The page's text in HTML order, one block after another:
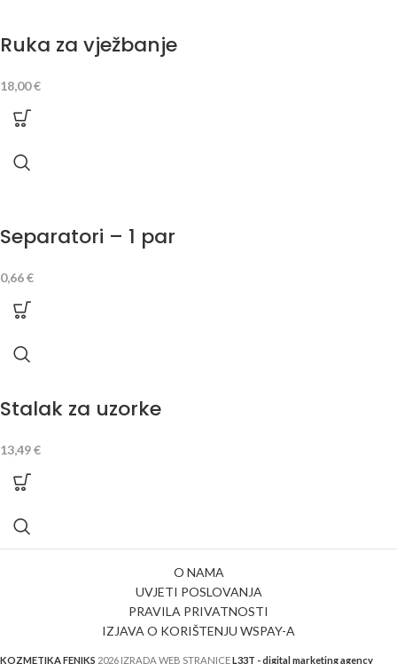
Ruka za vježbanje
18,00€
Separatori – 1 par
0,66€
Stalak za uzorke
13,49€
O NAMA
UVJETI POSLOVANJA
PRAVILA PRIVATNOSTI
IZJAVA O KORIŠTENJU WSPAY-A
KOZMETIKA FENIKS 2026 IZRADA WEB STRANICEL33T - digital marketing agency